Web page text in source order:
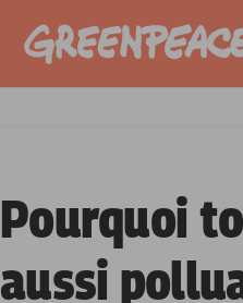
Pourquoi
aussi